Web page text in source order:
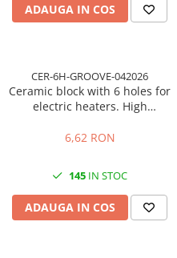
ADAUGA IN COS
CER-6H-GROOVE-042026
Ceramic block with 6 holes for
electric heaters. High
insulator for industrial use.
6,62 RON
145 IN STOC
ADAUGA IN COS